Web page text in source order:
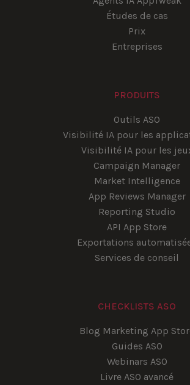
Études de cas
Prix
Entreprises
PRODUITS
Outils ASO
Visibilité IA pour les
Visibilité IA pour les
Campaign Manager
Market Intelligence
App Reviews Manager
Reporting Studio
API App Store
Exportations
Services de conseil
CHECKLISTS ASO
Blog Marketing App
Guides ASO
Webinars ASO
Livre ASO avancé